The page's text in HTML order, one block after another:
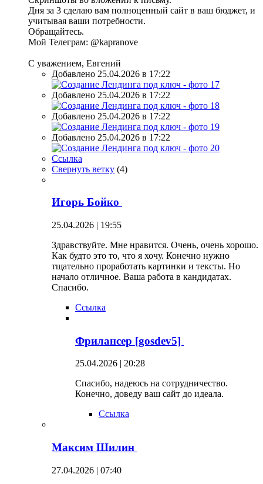
Дня за 3 сделаю вам полноценный сайт в ваш бюджет, и
учитывая ваши потребности.
Обращайтесь.
Мой Телеграм: @kapranove
С уважением, Евгений
Добавлено 25.04.2026 в 17:22
Добавлено 25.04.2026 в 17:22
Добавлено 25.04.2026 в 17:22
Добавлено 25.04.2026 в 17:22
Ссылка
Свернуть ветку (4)
Игорь Бойко
25.04.2026 | 19:55
Здравствуйте. Мне нравится. Очень, очень хорошо.
Как будто это то, что я хочу. Конечно нужно
тщательно проработать картинки и тексты. Но
начало отличное. Ваша работа в кандидатах.
Спасибо.
Ссылка
Фрилансер [gosdev5]
25.04.2026 | 20:28
Спасибо, надеюсь на сотрудничество.
Конечно, доведу ваш сайт до идеала.
Ссылка
Максим Шилин
27.04.2026 | 07:40